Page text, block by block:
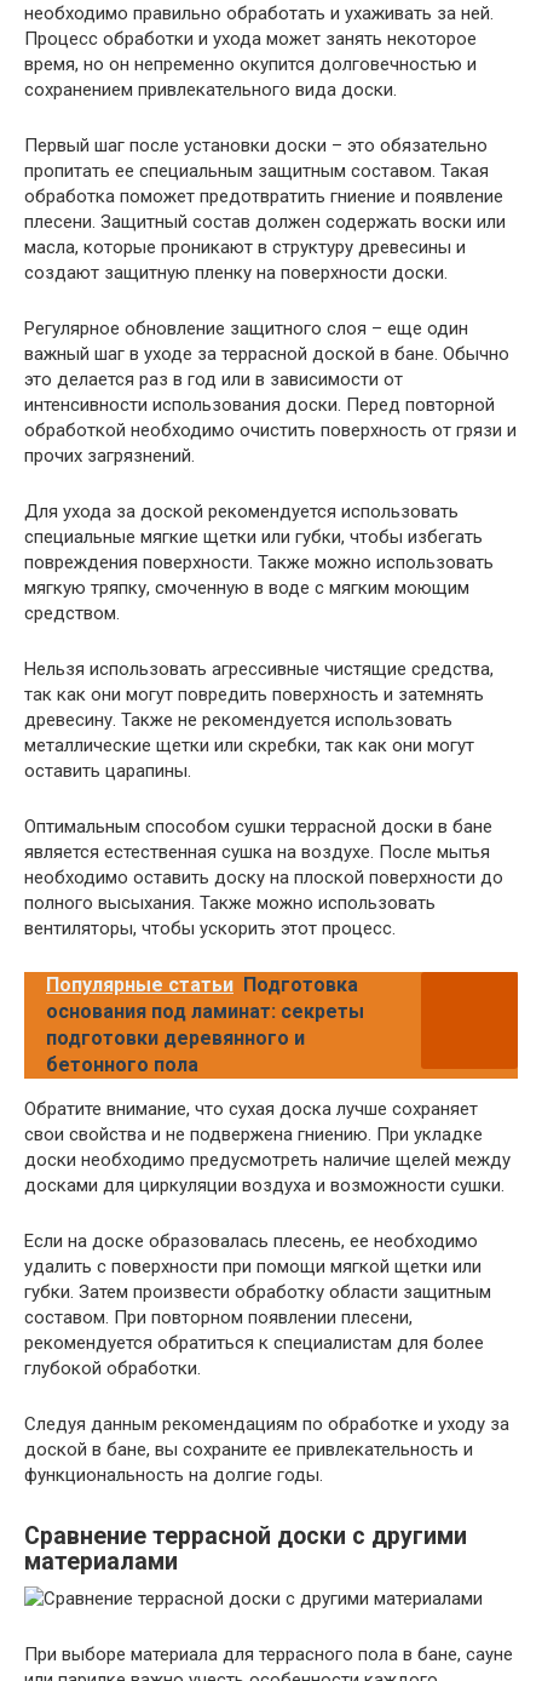
необходимо правильно обработать и ухаживать за ней.
Процесс обработки и ухода может занять некоторое
время, но он непременно окупится долговечностью и
сохранением привлекательного вида доски.
Первый шаг после установки доски – это обязательно
пропитать ее специальным защитным составом. Такая
обработка поможет предотвратить гниение и появление
плесени. Защитный состав должен содержать воски или
масла, которые проникают в структуру древесины и
создают защитную пленку на поверхности доски.
Регулярное обновление защитного слоя – еще один
важный шаг в уходе за террасной доской в бане. Обычно
это делается раз в год или в зависимости от
интенсивности использования доски. Перед повторной
обработкой необходимо очистить поверхность от грязи и
прочих загрязнений.
Для ухода за доской рекомендуется использовать
специальные мягкие щетки или губки, чтобы избегать
повреждения поверхности. Также можно использовать
мягкую тряпку, смоченную в воде с мягким моющим
средством.
Нельзя использовать агрессивные чистящие средства,
так как они могут повредить поверхность и затемнять
древесину. Также не рекомендуется использовать
металлические щетки или скребки, так как они могут
оставить царапины.
Оптимальным способом сушки террасной доски в бане
является естественная сушка на воздухе. После мытья
необходимо оставить доску на плоской поверхности до
полного высыхания. Также можно использовать
вентиляторы, чтобы ускорить этот процесс.
Популярные статьи Подготовка
основания под ламинат: секреты
подготовки деревянного и
бетонного пола
Обратите внимание, что сухая доска лучше сохраняет
свои свойства и не подвержена гниению. При укладке
доски необходимо предусмотреть наличие щелей между
досками для циркуляции воздуха и возможности сушки.
Если на доске образовалась плесень, ее необходимо
удалить с поверхности при помощи мягкой щетки или
губки. Затем произвести обработку области защитным
составом. При повторном появлении плесени,
рекомендуется обратиться к специалистам для более
глубокой обработки.
Следуя данным рекомендациям по обработке и уходу за
доской в бане, вы сохраните ее привлекательность и
функциональность на долгие годы.
Сравнение террасной доски с другими
материалами
При выборе материала для террасного пола в бане, сауне